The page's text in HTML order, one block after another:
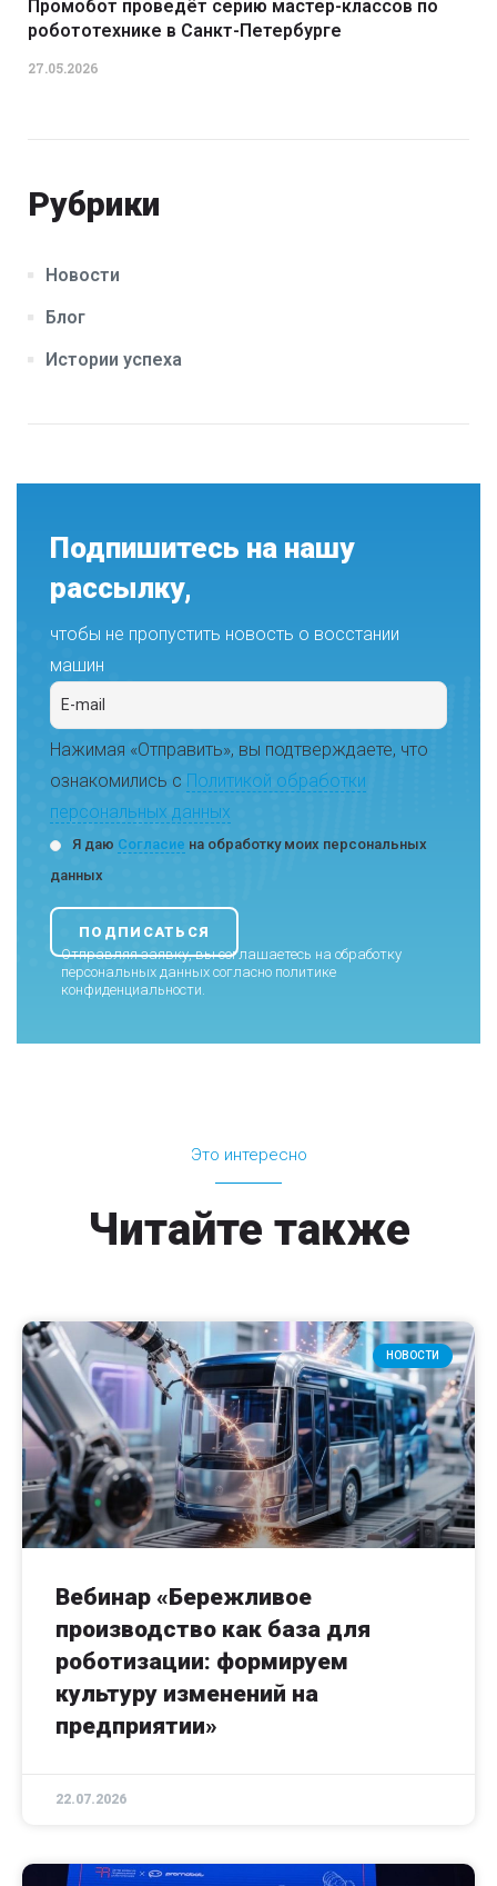
Промобот проведёт серию мастер-классов по
робототехнике в Санкт-Петербурге
27.05.2026
Рубрики
Новости
Блог
Истории успеха
Подпишитесь на нашу
рассылку,
чтобы не пропустить новость о восстании
машин
Нажимая «Отправить», вы подтверждаете, что
ознакомились с Политикой обработки
персональных данных
Я даю Согласие на обработку моих персональных
данных
Отправляя заявку, вы соглашаетесь на обработку
персональных данных согласно политике
конфиденциальности.
Это интересно
Читайте также
НОВОСТИ
Вебинар «Бережливое
производство как база для
роботизации: формируем
культуру изменений на
предприятии»
22.07.2026